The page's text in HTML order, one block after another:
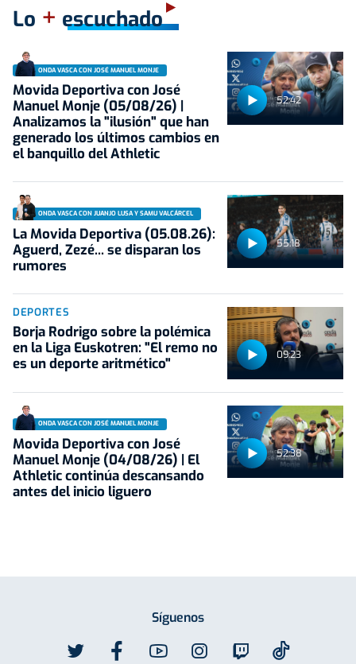
Lo + escuchado
52:42
ONDA VASCA CON JOSÉ MANUEL MONJE
Movida Deportiva con José
Manuel Monje (05/08/26) |
Analizamos la "ilusión" que han
generado los últimos cambios en
el banquillo del Athletic
55:18
ONDA VASCA CON JUANJO LUSA Y SAMU VALCÁRCEL
La Movida Deportiva (05.08.26):
Aguerd, Zezé... se disparan los
rumores
09:23
DEPORTES
Borja Rodrigo sobre la polémica
en la Liga Euskotren: "El remo no
es un deporte aritmético"
52:38
ONDA VASCA CON JOSÉ MANUEL MONJE
Movida Deportiva con José
Manuel Monje (04/08/26) | El
Athletic continúa descansando
antes del inicio liguero
Síguenos